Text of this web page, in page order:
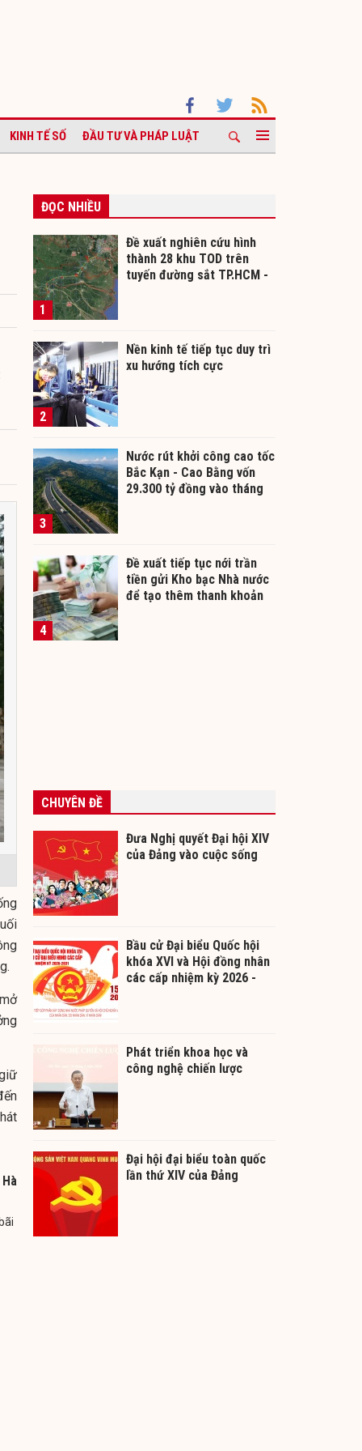
KINH TẾ SỐ ĐẦU TƯ VÀ PHÁP LUẬT
ĐỌC NHIỀU
1
Đề xuất nghiên cứu hình
thành 28 khu TOD trên
tuyến đường sắt TP.HCM -
2
Nền kinh tế tiếp tục duy trì
xu hướng tích cực
3
Nước rút khởi công cao tốc
Bắc Kạn - Cao Bằng vốn
29.300 tỷ đồng vào tháng
4
Đề xuất tiếp tục nới trần
tiền gửi Kho bạc Nhà nước
để tạo thêm thanh khoản
CHUYÊN ĐỀ
Đưa Nghị quyết Đại hội XIV
của Đảng vào cuộc sống
Bầu cử Đại biểu Quốc hội
khóa XVI và Hội đồng nhân
các cấp nhiệm kỳ 2026 -
Phát triển khoa học và
công nghệ chiến lược
Đại hội đại biểu toàn quốc
lần thứ XIV của Đảng